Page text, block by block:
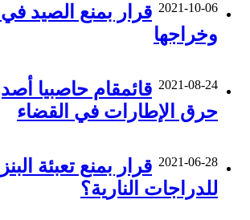
2021-10-06 قرار بمنع الصيد في
وخراجها
2021-08-24 قائمقام حاصبيا
حرق الإطارات في القضاء
2021-06-28 قرار بمنع تعبئة
للدراجات النارية؟